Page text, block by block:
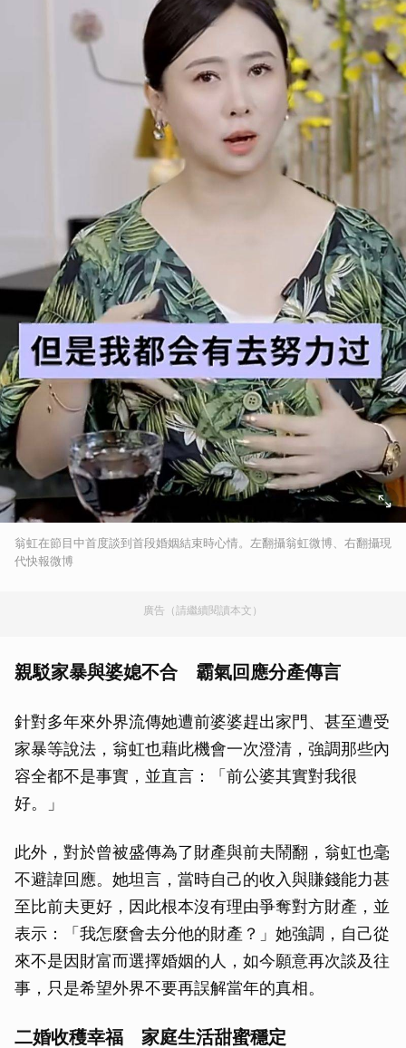
翁虹在節目中首度談到首段婚姻結束時心情。左翻攝翁虹微博、右翻攝現
代快報微博
廣告（請繼續閱讀本文）
親駁家暴與婆媳不合 霸氣回應分產傳言
針對多年來外界流傳她遭前婆婆趕出家門、甚至遭受
家暴等說法，翁虹也藉此機會一次澄清，強調那些內
容全都不是事實，並直言：「前公婆其實對我很
好。」
此外，對於曾被盛傳為了財產與前夫鬧翻，翁虹也毫
不避諱回應。她坦言，當時自己的收入與賺錢能力甚
至比前夫更好，因此根本沒有理由爭奪對方財產，並
表示：「我怎麼會去分他的財產？」她強調，自己從
來不是因財富而選擇婚姻的人，如今願意再次談及往
事，只是希望外界不要再誤解當年的真相。
二婚收穫幸福 家庭生活甜蜜穩定